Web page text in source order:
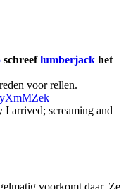
schreeflumberjack het
voor rellen.
arrived; screaming and
voorkomt daar. Ze